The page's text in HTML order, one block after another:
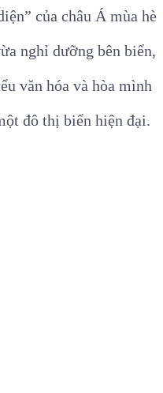
của châu Á mùa hè
nghỉ dưỡng bên biển,
văn hóa và hòa mình
đô thị biển hiện đại.